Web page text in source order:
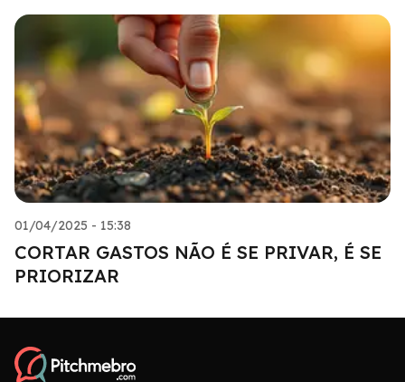
01/04/2025 - 15:38
CORTAR GASTOS NÃO É SE PRIVAR, É SE
PRIORIZAR